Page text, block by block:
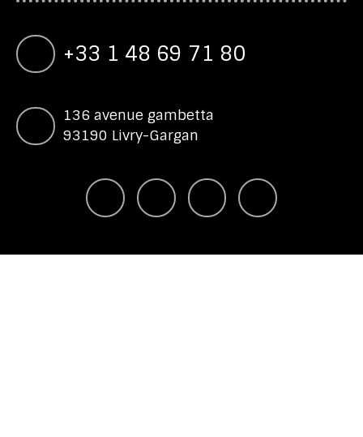
+33 1 48 69 71 80
136 avenue gambetta
93190 Livry-Gargan